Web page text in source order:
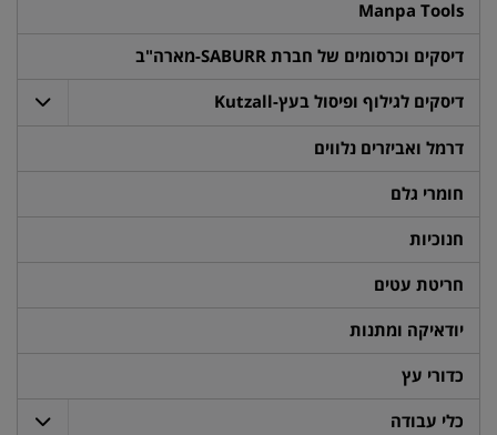
Manpa Tools
דיסקים וכרסומים של חברת SABURR-מארה"ב
דיסקים לגילוף ופיסול בעץ-Kutzall
דרמל ואביזרים נלווים
חומרי גלם
חנוכיות
חריטת עטים
יודאיקה ומתנות
כדורי עץ
כלי עבודה